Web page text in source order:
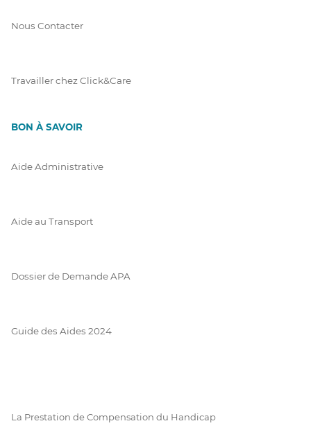
Nous Contacter
Travailler chez Click&Care
BON À SAVOIR
Aide Administrative
Aide au Transport
Dossier de Demande APA
Guide des Aides 2024
La Prestation de Compensation du Handicap